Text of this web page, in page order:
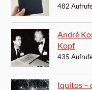
482
André
Kopf
435
Iquitos –